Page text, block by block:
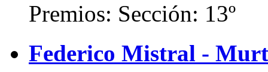
Premios: Sección: 13º
Federico Mistral -